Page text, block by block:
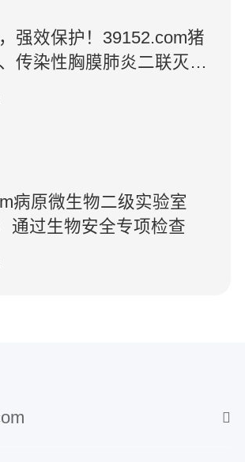
强效保护！39152.com猪
传染性胸膜肺炎二联灭活
病原微生物二级实验室
通过生物安全专项检查